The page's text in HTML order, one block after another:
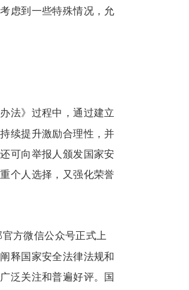
虑到一些特殊情况，允
法》过程中，通过建立
续提升激励合理性，并
可向举报人颁发国家安
个人选择，又强化荣誉
方微信公众号正式上
释国家安全法律法规和
泛关注和普遍好评。国